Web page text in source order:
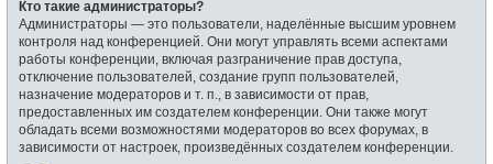
Кто такие администраторы?
Администраторы — это пользователи, наделённые высшим уровнем
контроля над конференцией. Они могут управлять всеми аспектами
работы конференции, включая разграничение прав доступа,
отключение пользователей, создание групп пользователей,
назначение модераторов и т. п., в зависимости от прав,
предоставленных им создателем конференции. Они также могут
обладать всеми возможностями модераторов во всех форумах, в
зависимости от настроек, произведённых создателем конференции.